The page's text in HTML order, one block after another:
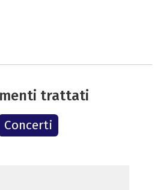
trattati
Concerti